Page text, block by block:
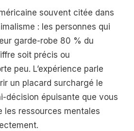
souvent citée dans
: les personnes qui
garde-robe 80 % du
soit précis ou
peu. L’expérience parle
un placard surchargé le
décision épuisante que vous
les ressources mentales